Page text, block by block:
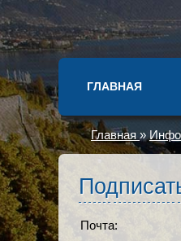
ГЛАВНАЯ
Главная »
Почта: